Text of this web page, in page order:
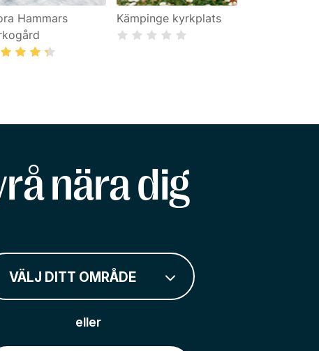
Hammars
Kämpinge kyrkplats
nära dig
VÄLJ DITT OMRÅDE
eller